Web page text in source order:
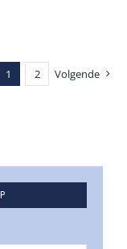
1 2 Volgende